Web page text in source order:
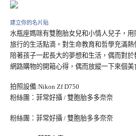
建立你的名片貼
水瓶座媽咪有雙胞胎女兒和小情人兒子，
旅行的生活點滴。對生命教育和哲學充滿
陪著孩子一起長大的夢想和生活，偶而對
網路購物的開箱心得，偶而放縱一下來個美
拍照設備:Nikon Zf D750
粉絲團：菲常好攝 / 雙胞胎多多奈奈
粉絲團：菲常好攝 / 雙胞胎多多奈奈